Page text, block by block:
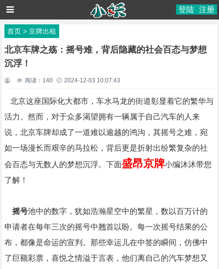
登陆 注册
首页> 京牌出租
北京车牌之殇：摇号难，背后隐藏的社会百态与梦想
沉浮！
阅读： 140 2024-12-03 10:07:43
北京这座国际化大都市，车水马龙的街道彰显着它的繁华与
活力。然而，对于众多渴望拥有一辆属于自己汽车的人来
说，北京车牌却成了一道难以逾越的鸿沟，其摇号之难，宛
如一场漫长而艰辛的马拉松，背后更是折射出纷繁复杂的社
会百态与无数人的梦想沉浮。下面盛昂京牌小编沐沐带您
了解！
摇号池中的数字，犹如浩瀚星空中的繁星，数以百万计的
申请者在每年三次的摇号中翘首以盼。每一次摇号结果的公
布，都像是命运的宣判。那些幸运儿在中签的瞬间，仿佛中
了巨额彩票，喜悦之情溢于言表，他们离自己的汽车梦想又